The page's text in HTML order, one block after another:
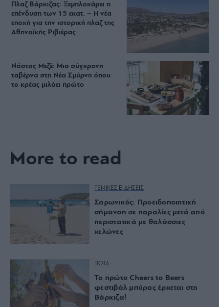
Πλαζ Βάρκιζας: Ξεμπλοκάρει η
επένδυση των 15 εκατ. – Η νέα
εποχή για την ιστορική πλαζ της
Αθηναϊκής Ριβιέρας
Νόστος Μεζέ: Μια σύγχρονη
ταβέρνα στη Νέα Σμύρνη όπου
το κρέας μιλάει πρώτο
More to read
ΓΕΝΙΚΕΣ ΕΙΔΗΣΕΙΣ
Σαρωνικός: Προειδοποιητική
σήμανση σε παραλίες μετά από
περιστατικά με θαλάσσιες
χελώνες
ΠΟΤΑ
Το πρώτο Cheers to Beers
φεστιβάλ μπύρας έρχεται στη
Βάρκιζα!